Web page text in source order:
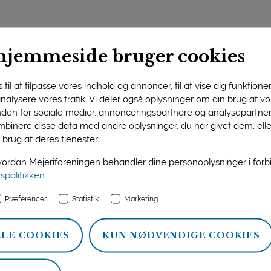
bruger cookies
til at tilpasse vores indhold og annoncer, til at vise dig
vores trafik. Vi deler også oplysninger om din brug af
for sociale medier, annonceringspartnere og
disse data med andre oplysninger, du har givet dem,
af deres tjenester.
Mejeriforeningen behandler dine personoplysninger i
Præferencer Statistik Marketing
COOKIES KUN NØDVENDIGE COOKIES
læses om de projekter, der blev afsluttet i
New antioxidant strategies for
(FOODANTIOX)
Læs mere om projektet